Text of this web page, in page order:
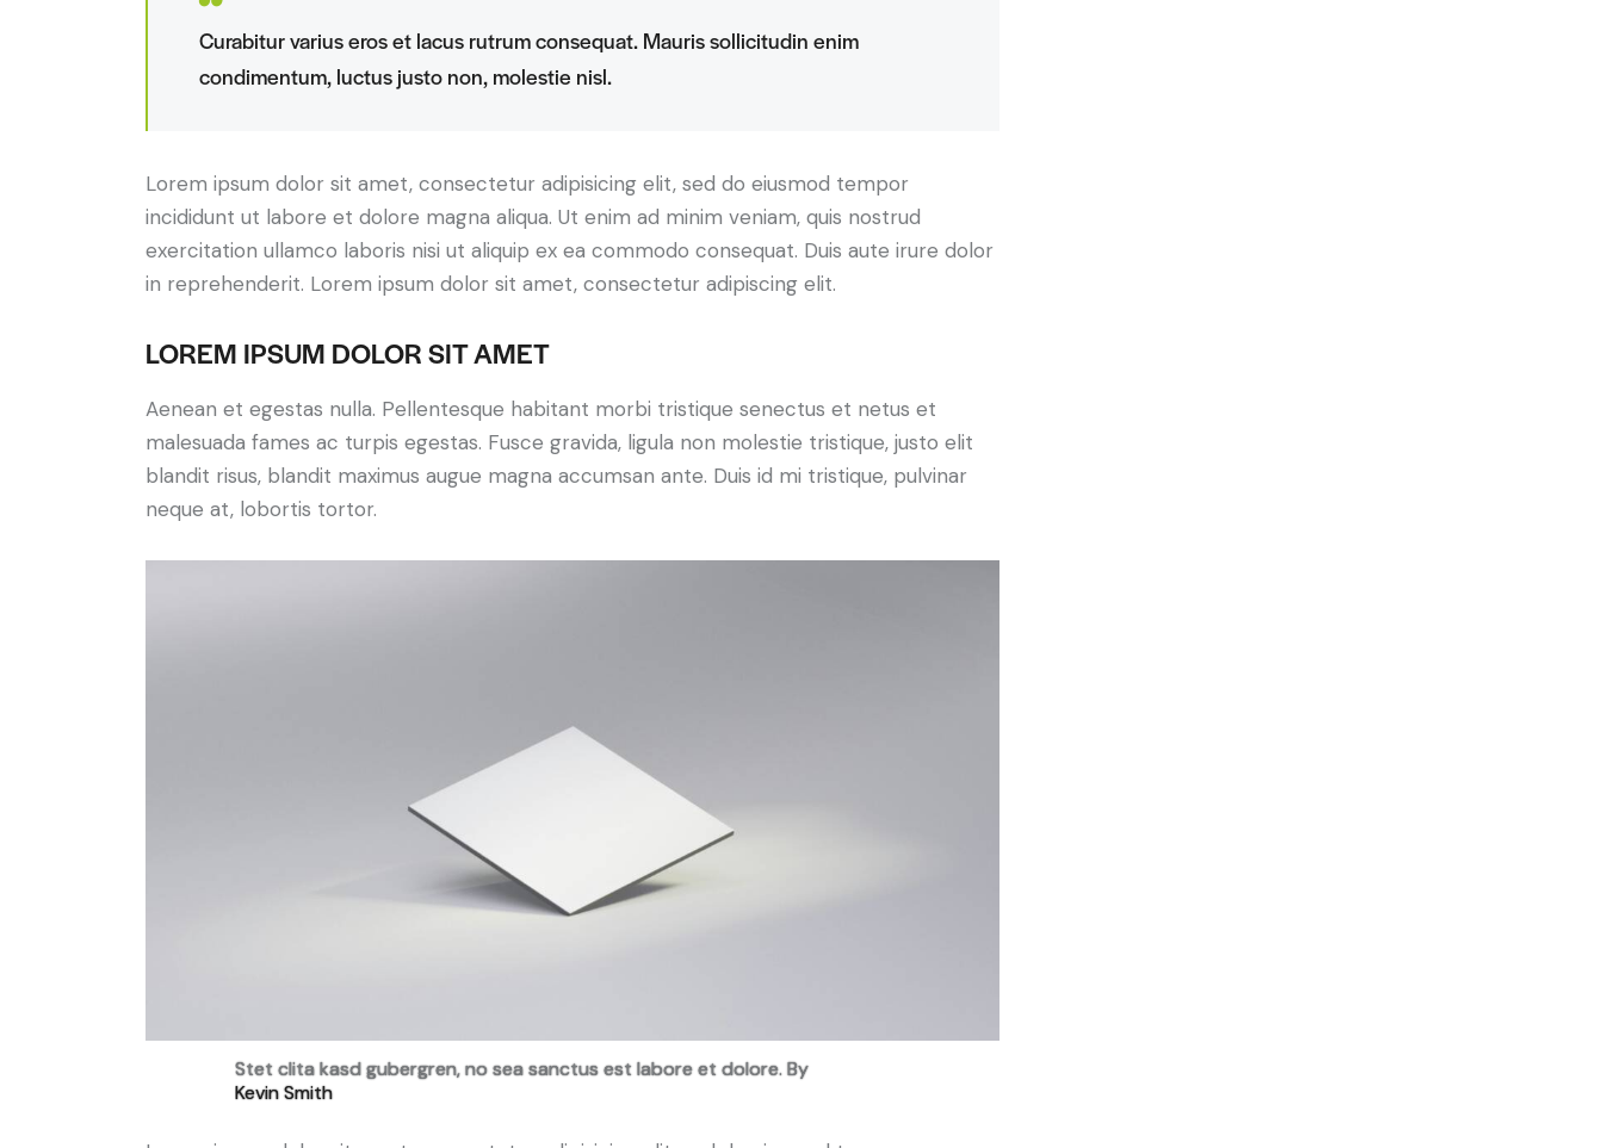
Curabitur varius eros et lacus rutrum consequat. Mauris sollicitudin enim
condimentum, luctus justo non, molestie nisl.
Lorem ipsum dolor sit amet, consectetur adipisicing elit, sed do eiusmod tempor
incididunt ut labore et dolore magna aliqua. Ut enim ad minim veniam, quis nostrud
exercitation ullamco laboris nisi ut aliquip ex ea commodo consequat. Duis aute irure dolor
in reprehenderit. Lorem ipsum dolor sit amet, consectetur adipiscing elit.
LOREM IPSUM DOLOR SIT AMET
Aenean et egestas nulla. Pellentesque habitant morbi tristique senectus et netus et
malesuada fames ac turpis egestas. Fusce gravida, ligula non molestie tristique, justo elit
blandit risus, blandit maximus augue magna accumsan ante. Duis id mi tristique, pulvinar
neque at, lobortis tortor.
Stet clita kasd gubergren, no sea sanctus est labore et dolore. By
Kevin Smith